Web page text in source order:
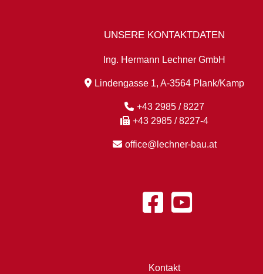
UNSERE KONTAKTDATEN
Ing. Hermann Lechner GmbH
Lindengasse 1, A-3564 Plank/Kamp
+43 2985 / 8227
+43 2985 / 8227-4
office@lechner-bau.at
Kontakt